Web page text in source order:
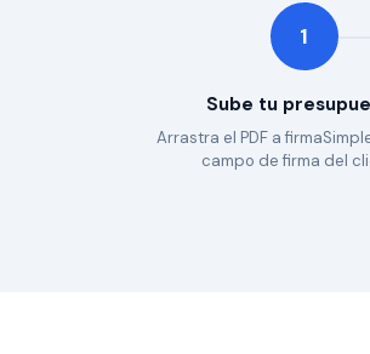
1
Sube tu
Arrastra el PDF a
campo de firma del